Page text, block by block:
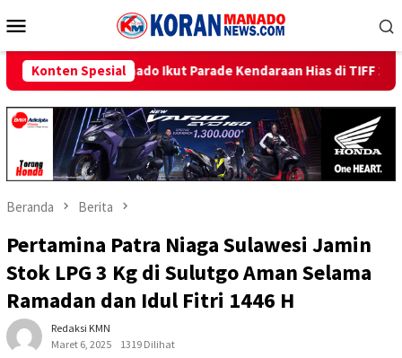
ke
Mobile
Konten Spesial
Parade Kendaraan Hias di TIFF 2026 Beri Promo
Beranda Berita
Pertamina Patra Niaga Sulawesi Jamin
Stok LPG 3 Kg di Sulutgo Aman Selama
Ramadan dan Idul Fitri 1446 H
Redaksi KMN
Maret 6, 2025
1319 Dilihat